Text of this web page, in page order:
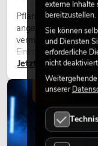
Pflanzen machen
angenehme
vermitteln
Einkaufszentren,
eine hochwertige
modernen
Jetzt lesen
LICHT
externe Inhalte
bereitzustellen.
Sie können
und Diensten
erforderliche
nicht
unserer